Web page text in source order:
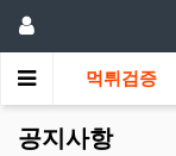
먹튀검증
공지사항